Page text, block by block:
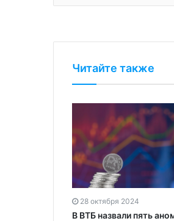
Читайте также
28 октября 2024
В ВТБ назвали пять